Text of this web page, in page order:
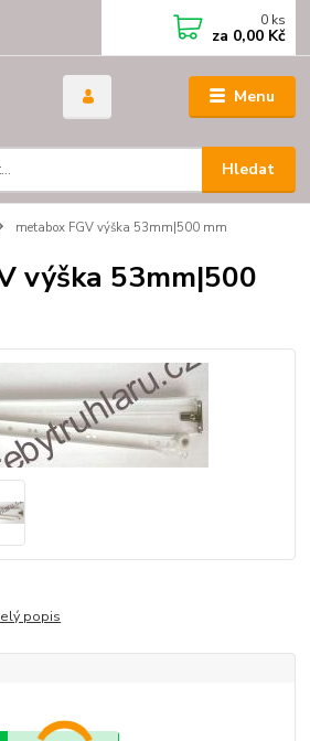
Menu
Hledat
0 ks
za 0,00 Kč
metabox FGV výška 53mm|500 mm
výška 53mm|500
popis